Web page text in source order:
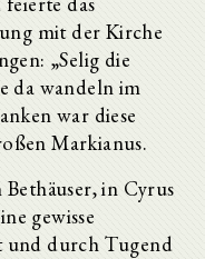
mit der Kirche
„Selig die
da wandeln im
war diese
Markianus.
in Cyrus
gewisse
und durch Tugend